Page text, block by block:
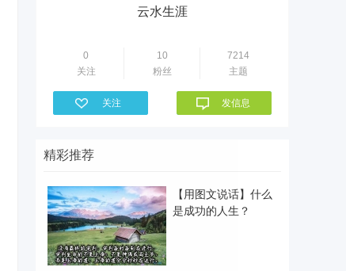
云水生涯
0
关注
10
粉丝
7214
主题
关注 发信息
精彩推荐
【用图文说话】什么
是成功的人生？